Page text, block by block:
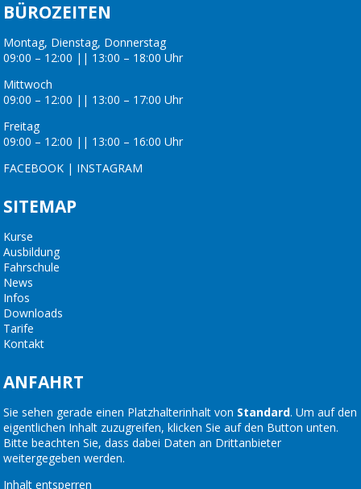
BÜROZEITEN
Montag, Dienstag, Donnerstag
09:00 – 12:00 || 13:00 – 18:00 Uhr
Mittwoch
09:00 – 12:00 || 13:00 – 17:00 Uhr
Freitag
09:00 – 12:00 || 13:00 – 16:00 Uhr
FACEBOOK | INSTAGRAM
SITEMAP
Kurse
Ausbildung
Fahrschule
News
Infos
Downloads
Tarife
Kontakt
ANFAHRT
Sie sehen gerade einen Platzhalterinhalt von Standard. Um auf den
eigentlichen Inhalt zuzugreifen, klicken Sie auf den Button unten.
Bitte beachten Sie, dass dabei Daten an Drittanbieter
weitergegeben werden.
Inhalt entsperren